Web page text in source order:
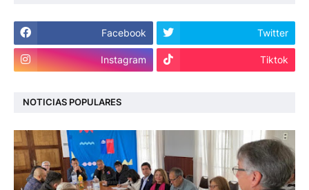
Facebook Twitter
Instagram Tiktok
NOTICIAS POPULARES